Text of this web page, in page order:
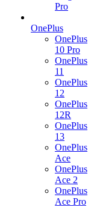
Pro
OnePlus
OnePlus
10 Pro
OnePlus
11
OnePlus
12
OnePlus
12R
OnePlus
13
OnePlus
Ace
OnePlus
Ace 2
OnePlus
Ace Pro